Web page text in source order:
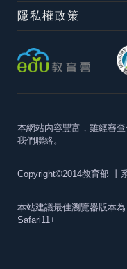
隱私權政策
本網站內容豐富，雖經審
我們聯絡。
Copyright©2014教育部 丨
本站建議最佳瀏覽器版本為
Safari11+